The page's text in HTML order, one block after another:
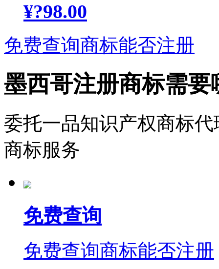
¥?98.00
免费查询商标能否注册
墨西哥注册商标需要
委托一品知识产权商标
商标服务
免费查询
免费查询商标能否注册